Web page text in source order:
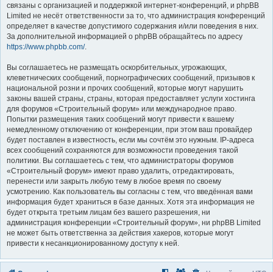
связаны с организацией и поддержкой интернет-конференций, и phpBB
Limited не несёт ответственности за то, что администрация конференций
определяет в качестве допустимого содержания и/или поведения в них.
За дополнительной информацией о phpBB обращайтесь по адресу
https://www.phpbb.com/.
Вы соглашаетесь не размещать оскорбительных, угрожающих,
клеветнических сообщений, порнографических сообщений, призывов к
национальной розни и прочих сообщений, которые могут нарушить
законы вашей страны, страны, которая предоставляет услуги хостинга
для форумов «Строительный форум» или международное право.
Попытки размещения таких сообщений могут привести к вашему
немедленному отключению от конференции, при этом ваш провайдер
будет поставлен в известность, если мы сочтём это нужным. IP-адреса
всех сообщений сохраняются для возможности проведения такой
политики. Вы соглашаетесь с тем, что администраторы форумов
«Строительный форум» имеют право удалить, отредактировать,
перенести или закрыть любую тему в любое время по своему
усмотрению. Как пользователь вы согласны с тем, что введённая вами
информация будет храниться в базе данных. Хотя эта информация не
будет открыта третьим лицам без вашего разрешения, ни
администрация конференции «Строительный форум», ни phpBB Limited
не может быть ответственна за действия хакеров, которые могут
привести к несанкционированному доступу к ней.